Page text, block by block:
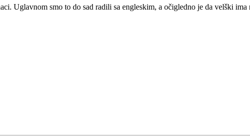
Uglavnom smo to do sad radili sa engleskim, a očigledno je da velški ima